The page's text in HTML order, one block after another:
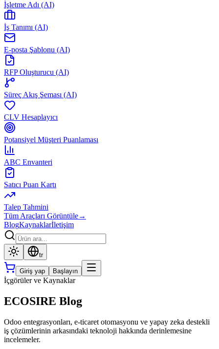
İşletme Adı (AI)
İş Tanımı (AI)
E-posta Şablonu (AI)
RFP Oluşturucu (AI)
Süreç Akış Şeması (AI)
CLV Hesaplayıcı
Potansiyel Müşteri Puanlaması
ABC Envanteri
Satıcı Puan Kartı
Talep Tahmini
Tüm Araçları Görüntüle→
BlogKaynaklarİletişim
tr
Giriş yap Başlayın
İçgörüler ve Kaynaklar
ECOSIRE Blog
Odoo entegrasyonları, e-ticaret otomasyonu ve yapay zeka destekli
iş çözümlerinin arkasındaki teknoloji hakkında derinlemesine
incelemeler.